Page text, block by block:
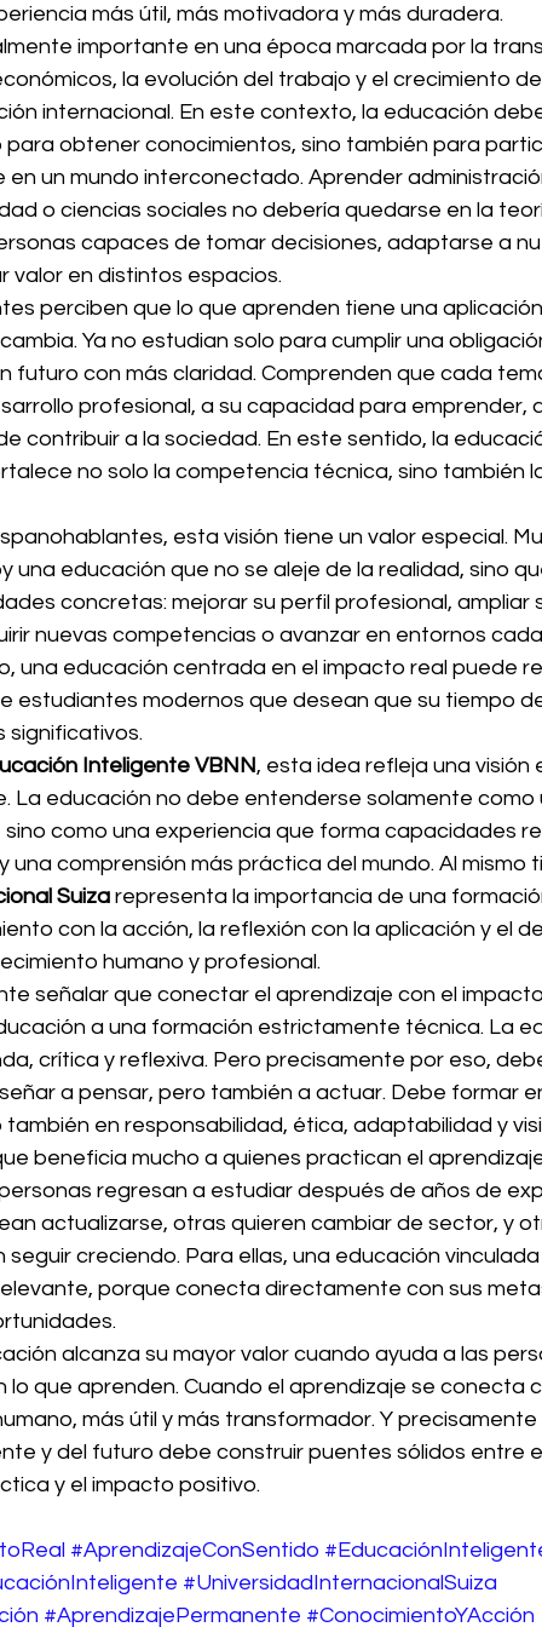
más útil, más motivadora y más duradera.
importante en una época marcada por la
la evolución del trabajo y el crecimiento
internacional. En este contexto, la educación
para obtener conocimientos, sino también para
en un mundo interconectado. Aprender
o ciencias sociales no debería quedarse en la
capaces de tomar decisiones, adaptarse a
valor en distintos espacios.
perciben que lo que aprenden tiene una
Ya no estudian solo para cumplir una
futuro con más claridad. Comprenden que cada
profesional, a su capacidad para emprender,
contribuir a la sociedad. En este sentido, la
no solo la competencia técnica, sino también
esta visión tiene un valor especial.
una educación que no se aleje de la realidad, sino
concretas: mejorar su perfil profesional, ampliar
nuevas competencias o avanzar en entornos
una educación centrada en el impacto real puede
estudiantes modernos que desean que su tiempo
significativos.
Inteligente VBNN, esta idea refleja una
La educación no debe entenderse solamente
como una experiencia que forma capacidades
una comprensión más práctica del mundo. Al mismo
Suiza representa la importancia de una
con la acción, la reflexión con la aplicación y el
humano y profesional.
señalar que conectar el aprendizaje con el
a una formación estrictamente técnica. La
crítica y reflexiva. Pero precisamente por eso,
a pensar, pero también a actuar. Debe formar
en responsabilidad, ética, adaptabilidad y
beneficia mucho a quienes practican el
regresan a estudiar después de años de
actualizarse, otras quieren cambiar de sector, y
seguir creciendo. Para ellas, una educación
porque conecta directamente con sus
alcanza su mayor valor cuando ayuda a las
lo que aprenden. Cuando el aprendizaje se conecta
más útil y más transformador. Y
y del futuro debe construir puentes sólidos entre
y el impacto positivo.
#AprendizajeConSentido
#UniversidadInternacionalSuiza
#AprendizajePermanente #ConocimientoYAcción